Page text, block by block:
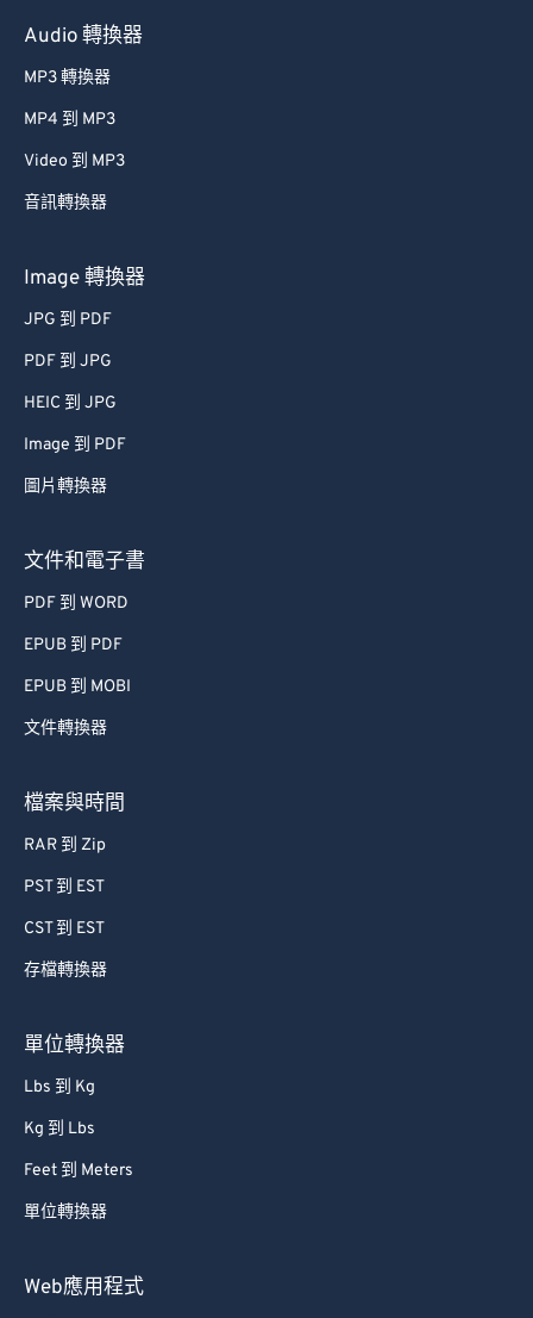
Audio 轉換器
MP3 轉換器
MP4 到 MP3
Video 到 MP3
音訊轉換器
Image 轉換器
JPG 到 PDF
PDF 到 JPG
HEIC 到 JPG
Image 到 PDF
圖片轉換器
文件和電子書
PDF 到 WORD
EPUB 到 PDF
EPUB 到 MOBI
文件轉換器
檔案與時間
RAR 到 Zip
PST 到 EST
CST 到 EST
存檔轉換器
單位轉換器
Lbs 到 Kg
Kg 到 Lbs
Feet 到 Meters
單位轉換器
Web應用程式